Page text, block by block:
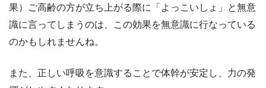
果）ご高齢の方が立ち上がる際に「よっこいしょ」と無意
識に言ってしまうのは、この効果を無意識に行なっている
のかもしれませんね。
また、正しい呼吸を意識することで体幹が安定し、力の発